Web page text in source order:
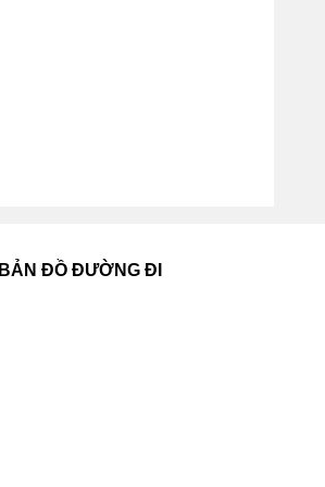
BẢN ĐỒ ĐƯỜNG ĐI